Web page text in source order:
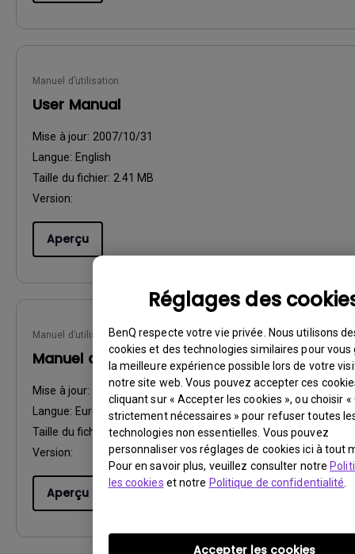
Réglages des
BenQ respecte votre vie privée. Nous utilisons
cookies et des technologies similaires pour
la meilleure expérience possible lors de votre
notre site web. Vous pouvez accepter ces
cliquant sur « Accepter les cookies », ou choisir «
strictement nécessaires » pour refuser toutes
technologies non essentielles. Vous pouvez
personnaliser vos réglages de cookies ici à tout
Pour en savoir plus, veuillez consulter notre
les cookies et notre Politique de confidentialité
Accepter les cookies
Manuel d’utilisation
User Manual
Mise à jour: 2007/10/31
Langue: English
Taille du fichier: 2.41 MB
Version:
Aperçu
Manuel d’utilisation
Manuel d'utilisation
Mise à jour:
2007/10/31
Langue: European French
Taille du fichier:2.93 MB
Version:
Aperçu